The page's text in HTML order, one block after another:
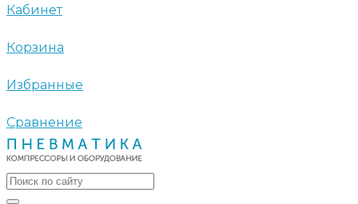
Кабинет
Корзина
Избранные
Сравнение